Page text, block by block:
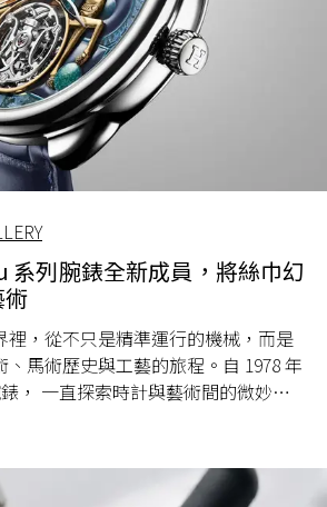
系列腕錶全新成員，將絲巾幻
裡，從不只是精準運行的機械，而是
馬術歷史與工藝的旅程。自 1978 年
， 一直探索時計與藝術間的微妙關